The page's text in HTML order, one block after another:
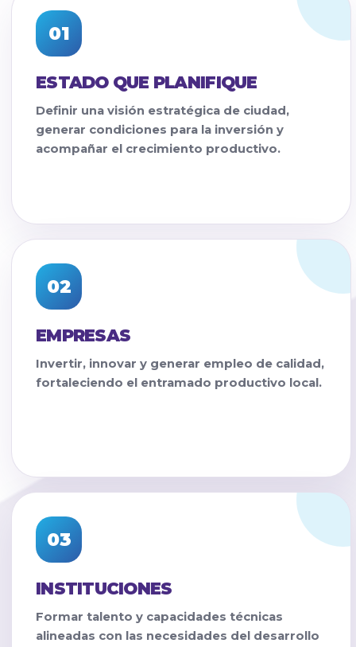
01
ESTADO QUE PLANIFIQUE
Definir una visión estratégica de ciudad,
generar condiciones para la inversión y
acompañar el crecimiento productivo.
02
EMPRESAS
Invertir, innovar y generar empleo de calidad,
fortaleciendo el entramado productivo local.
03
INSTITUCIONES
Formar talento y capacidades técnicas
alineadas con las necesidades del desarrollo